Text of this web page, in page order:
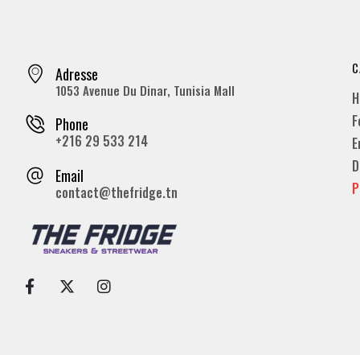
Adresse
1053 Avenue Du Dinar, Tunisia Mall
Phone
+216 29 533 214
Email
contact@thefridge.tn